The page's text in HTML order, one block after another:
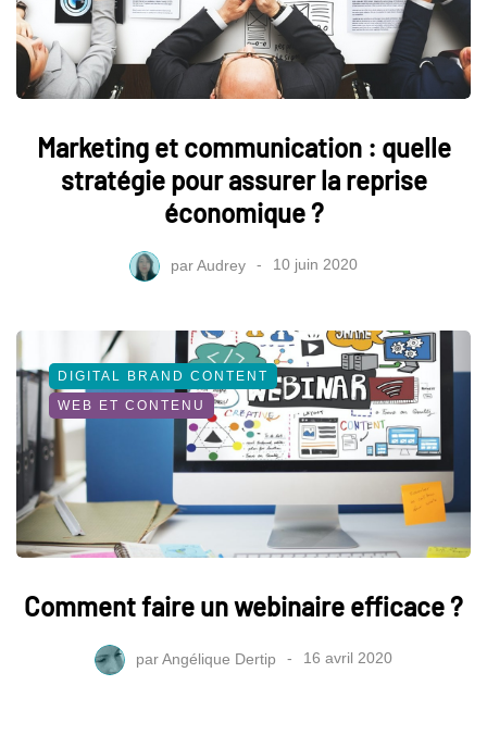
Marketing et communication : quelle
stratégie pour assurer la reprise
économique ?
parAudrey 10 juin 2020
DIGITAL BRAND CONTENT
WEB ET CONTENU
Comment faire un webinaire efficace ?
parAngélique Dertip 16 avril 2020